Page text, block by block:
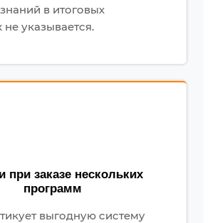
в итоговых
указывается.
при заказе нескольких
программ
выгодную систему